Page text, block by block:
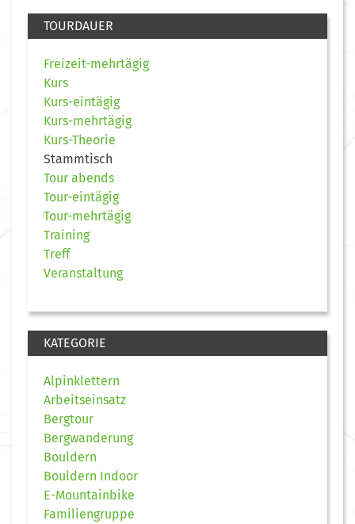
TOURDAUER
Freizeit-mehrtägig
Kurs
Kurs-eintägig
Kurs-mehrtägig
Kurs-Theorie
Stammtisch
Tour abends
Tour-eintägig
Tour-mehrtägig
Training
Treff
Veranstaltung
KATEGORIE
Alpinklettern
Arbeitseinsatz
Bergtour
Bergwanderung
Bouldern
Bouldern Indoor
E-Mountainbike
Familiengruppe